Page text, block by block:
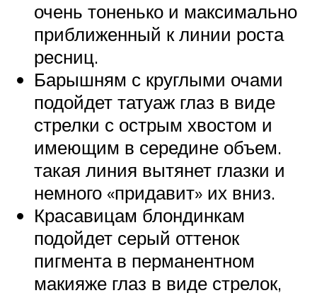
очень тоненько и максимально
приближенный к линии роста
ресниц.
Барышням с круглыми очами
подойдет татуаж глаз в виде
стрелки с острым хвостом и
имеющим в середине объем.
такая линия вытянет глазки и
немного «придавит» их вниз.
Красавицам блондинкам
подойдет серый оттенок
пигмента в перманентном
макияже глаз в виде стрелок,